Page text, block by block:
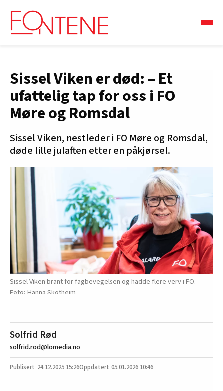
Sissel Viken er død: – Et
ufattelig tap for oss i FO
Møre og Romsdal
Sissel Viken, nestleder i FO Møre og Romsdal,
døde lille julaften etter en påkjørsel.
Sissel Viken brant for fagbevegelsen og hadde flere verv i FO.
Hanna Skotheim
Solfrid Rød
solfrid.rod@lomedia.no
24.12.2025 15:26 05.01.2026 10:46